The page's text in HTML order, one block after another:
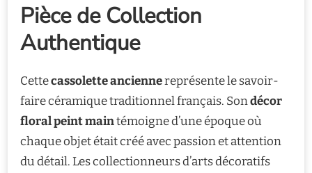
Pièce de Collection
Authentique
Cettecassolette anciennereprésente le savoir-
faire céramique traditionnel français. Sondécor
floral peint maintémoigne d’une époque où
chaque objet était créé avec passion et attention
du détail. Les collectionneurs d’arts décoratifs